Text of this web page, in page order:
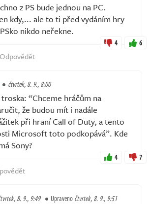
z PS bude jednou na PC.
kdy,... ale to ti před vydáním hry
nikdo neřekne.
4 6
Odpovědět
čtvrtek, 8. 9., 8:00
troska: “Chceme hráčům na
že budou mít i nadále
při hraní Call of Duty, a tento
Microsoft toto podkopává”. Kde
Sony?
4 7
8. 9., 9:49 Upravenočtvrtek, 8. 9., 9:51